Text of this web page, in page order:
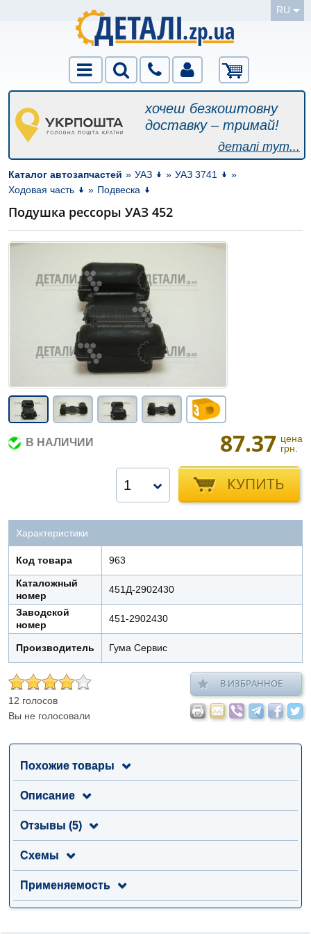
RU
хочеш безкоштовну
доставку – тримай!
деталі тут...
Каталог автозапчастей » УАЗ » УАЗ 3741
»
Ходовая часть
» Подвеска
Подушка рессоры УАЗ 452
В НАЛИЧИИ 87.37 цена
грн.
КУПИТЬ
1
Характеристики
Код товара 963
Каталожный
номер
451Д-2902430
Заводской
номер
451-2902430
Производитель Гума Сервис
12 голосов
Вы не голосовали
В ИЗБРАННОЕ
Похожие товары
Описание
Отзывы (5)
Схемы
Применяемость